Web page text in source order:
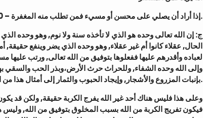
10 – إذا أراد أن يصلي على محسن أو مسيء فمن تطلب منه المغفرة.
ج: إن الله تعالى وحده هو الذي لا تأخذه سنة ولا نوم, وهو وحده
الحال, عقلاء كانوا أم غير عقلاء, وهو وحده الذي يضر وينفع
لعباده وأقدرهم عليها ففعلوها بتوفيق من الله تعالى, ورتب
وإلى الله وحده الشفاء, وللحراث حرث الأرض،وبذر الحب والسقي
بإنبات المزروع والأشجار, وإيجاد الحبوب والثمار إلى أمثال هذا من الحوادث.
فيكون تفريج الكربة من الله بسبب المخلوق بتوفيق من الله,